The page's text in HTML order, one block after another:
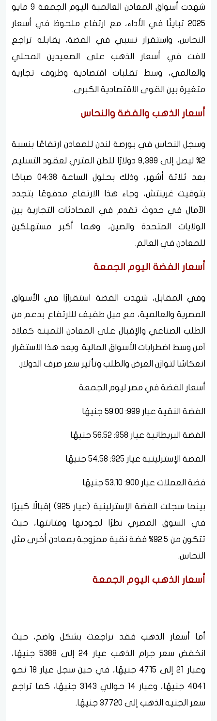
شهدت أسواق المعادن العالمية اليوم الجمعة 9 مايو
2025 تباينًا في الأداء، مع ارتفاع ملحوظ في أسعار
النحاس، واستقرار نسبي في الفضة، يقابله تراجع
لافت في أسعار الذهب على الصعيدين المحلي
والعالمي، وسط تقلبات اقتصادية وظروف تجارية
متغيرة بين القوى الاقتصادية الكبرى.
أسعار الذهب والفضة والنحاس
وسجل النحاس في بورصة لندن للمعادن ارتفاعًا بنسبة
2% ليصل إلى 9,389 دولارًا للطن المتري لعقود التسليم
بعد ثلاثة أشهر، وذلك بحلول الساعة 04:38 صباحًا
بتوقيت غرينتش، وجاء هذا الارتفاع مدفوعًا بتجدد
الآمال في حدوث تقدم في المحادثات التجارية بين
الولايات المتحدة والصين، وهما أكبر مستهلكين
للمعادن في العالم.
أسعار الفضة اليوم الجمعة
وفي المقابل، شهدت الفضة استقرارًا في الأسواق
المصرية والعالمية، مع ميل طفيف للارتفاع بدعم من
الطلب الصناعي والإقبال على المعادن الثمينة كملاذ
آمن وسط اضطرابات الأسواق المالية. ويعد هذا الاستقرار
انعكاسًا لتوازن العرض والطلب وتأثير سعر صرف الدولار.
أسعار الفضة في مصر ليوم الجمعة
الفضة النقية عيار 999: 59.00 جنيهًا
الفضة البريطانية عيار 958: 56.52 جنيهًا
الفضة الإسترلينية عيار 925: 54.58 جنيهًا
فضة العملات عيار 900: 53.10 جنيهًا
بينما سجلت الفضة الإسترلينية (عيار 925) إقبالًا كبيرًا
في السوق المصري نظرًا لجودتها ومتانتها، حيث
تتكون من 92.5% فضة نقية ممزوجة بمعادن أخرى مثل
النحاس.
أسعار الذهب اليوم الجمعة
أما أسعار الذهب فقد تراجعت بشكل واضح، حيث
انخفض سعر جرام الذهب عيار 24 إلى 5388 جنيهًا،
وعيار 21 إلى 4715 جنيهًا، في حين سجل عيار 18 نحو
4041 جنيهًا، وعيار 14 حوالي 3143 جنيهًا، كما تراجع
سعر الجنيه الذهب إلى 37720 جنيهًا.